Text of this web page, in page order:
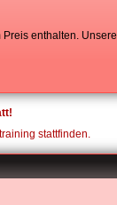
enthalten. Unsere
stattfinden.